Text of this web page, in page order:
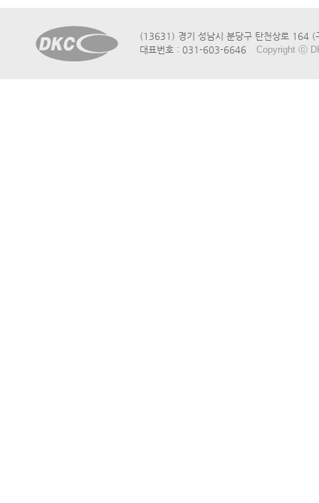
(13631) 경기 성남시 분당구 탄천상로 164 (
대표번호 : 031-603-6646
Copyright ⓒ